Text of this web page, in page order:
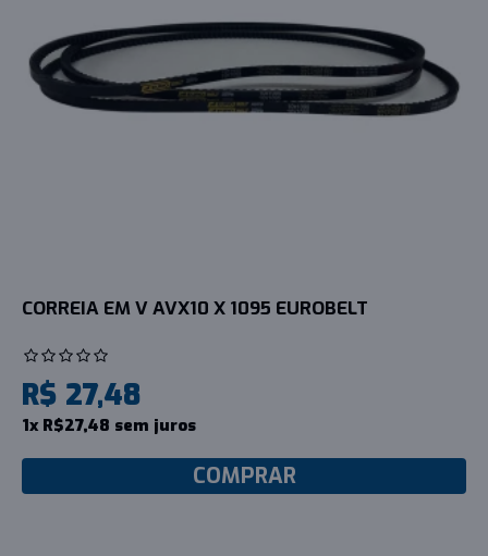
CORREIA EM V AVX10 X 1095 EUROBELT
R$ 27,48
1x R$27,48 sem juros
COMPRAR